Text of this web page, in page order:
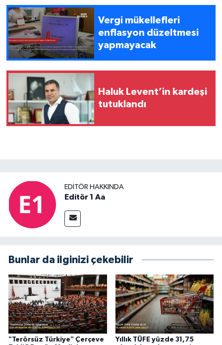
Vergi mükellefleri
enflasyon düzeltmesi
yapmayacak
Haluk Levent’in kardeşi
tutuklandı
EDITÖR HAKKINDA
Editör 1 Aa
Bunlar da ilginizi çekebilir
"Terörsüz Türkiye" Çerçeve
Yıllık TÜFE yüzde 31,75